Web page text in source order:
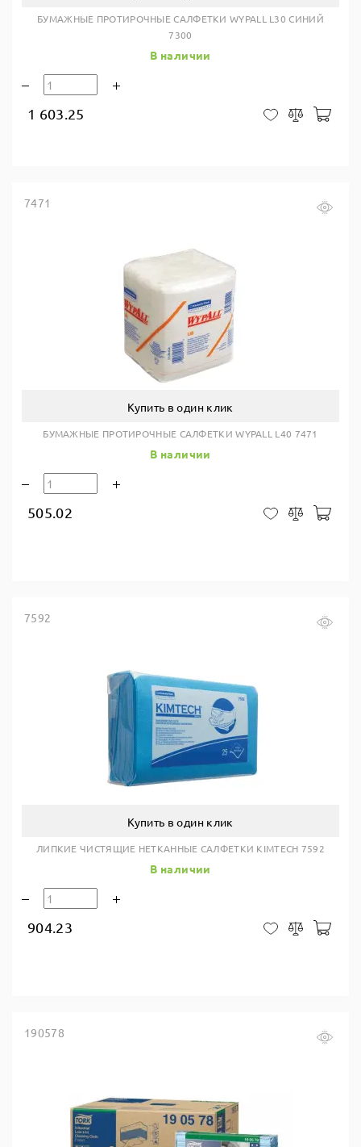
БУМАЖНЫЕ ПРОТИРОЧНЫЕ САЛФЕТКИ WYPALL L30 СИНИЙ
7300
В наличии
1 603.25 В закладки
Сравнить
7471
Купить в один клик
БУМАЖНЫЕ ПРОТИРОЧНЫЕ САЛФЕТКИ WYPALL L40 7471
В наличии
505.02 В закладки
Сравнить
7592
Купить в один клик
ЛИПКИЕ ЧИСТЯЩИЕ НЕТКАННЫЕ САЛФЕТКИ KIMTECH 7592
В наличии
904.23 В закладки
Сравнить
190578